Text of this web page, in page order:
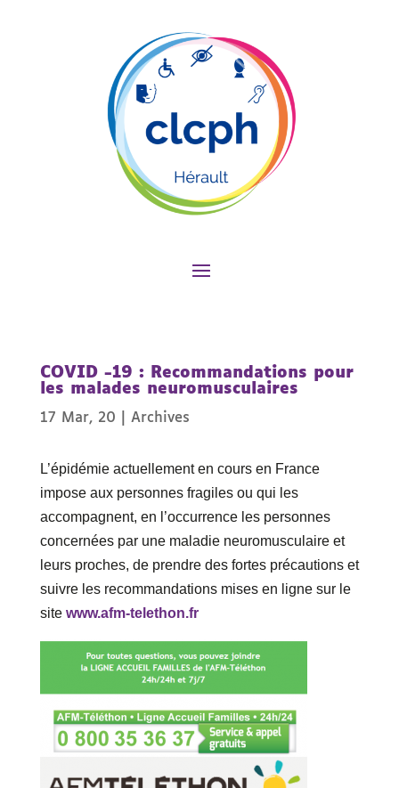
COVID -19 : Recommandations pour
les malades neuromusculaires
17 Mar, 20 Archives
L’épidémie actuellement en cours en France
impose aux personnes fragiles ou qui les
accompagnent, en l’occurrence les personnes
concernées par une maladie neuromusculaire et
leurs proches, de prendre des fortes précautions et
suivre les recommandations mises en ligne sur le
site www.afm-telethon.fr